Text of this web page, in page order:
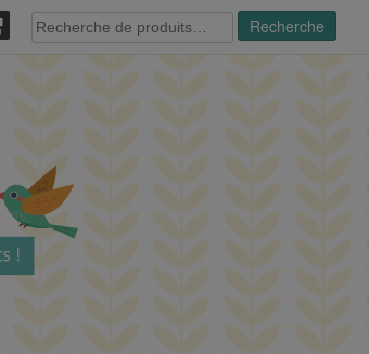
Recherche
pour :
Recherche